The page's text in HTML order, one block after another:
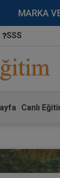
MARKA
SSS
Canlı